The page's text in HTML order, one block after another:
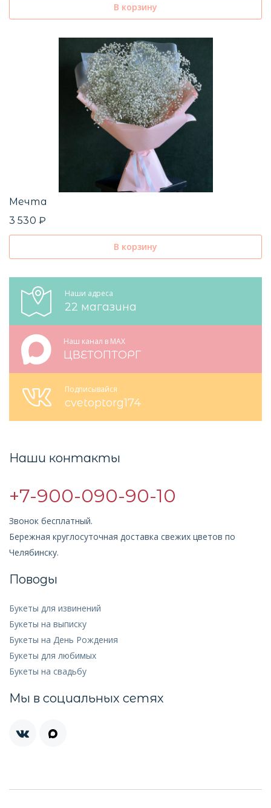
В корзину
Мечта
3 530 ₽
В корзину
Наши адреса
22 магазина
Наш канал в MAX
ЦВЕТОПТОРГ
Подписывайся
cvetoptorg174
Наши контакты
+7-900-090-90-10
Звонок бесплатный.
Бережная круглосуточная доставка свежих цветов по
Челябинску.
Поводы
Букеты для извинений
Букеты на выписку
Букеты на День Рождения
Букеты для любимых
Букеты на свадьбу
Мы в социальных сетях